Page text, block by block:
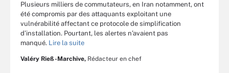
Plusieurs milliers de commutateurs, en Iran notamment, ont
été compromis par des attaquants exploitant une
vulnérabilité affectant ce protocole de simplification
d’installation. Pourtant, les alertes n’avaient pas
manqué. Lire la suite
Valéry Rieß-Marchive, Rédacteur en chef